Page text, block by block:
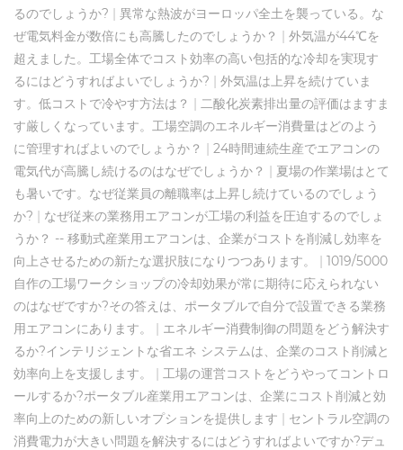
るのでしょうか? | 異常な熱波がヨーロッパ全土を襲っている。な
ぜ電気料金が数倍にも高騰したのでしょうか？ | 外気温が44℃を
超えました。工場全体でコスト効率の高い包括的な冷却を実現す
るにはどうすればよいでしょうか? | 外気温は上昇を続けていま
す。低コストで冷やす方法は？ | 二酸化炭素排出量の評価はますま
す厳しくなっています。工場空調のエネルギー消費量はどのよう
に管理すればよいのでしょうか？ | 24時間連続生産でエアコンの
電気代が高騰し続けるのはなぜでしょうか？ | 夏場の作業場はとて
も暑いです。なぜ従業員の離職率は上昇し続けているのでしょう
か? | なぜ従来の業務用エアコンが工場の利益を圧迫するのでしょ
うか？ -- 移動式産業用エアコンは、企業がコストを削減し効率を
向上させるための新たな選択肢になりつつあります。
| 1019/5000
自作の工場ワークショップの冷却効果が常に期待に応えられない
のはなぜですか?その答えは、ポータブルで自分で設置できる業務
用エアコンにあります。
| エネルギー消費制御の問題をどう解決す
るか?インテリジェントな省エネ システムは、企業のコスト削減と
効率向上を支援します。
| 工場の運営コストをどうやってコントロ
ールするか?ポータブル産業用エアコンは、企業にコスト削減と効
率向上のための新しいオプションを提供します | セントラル空調の
消費電力が大きい問題を解決するにはどうすればよいですか?デュ